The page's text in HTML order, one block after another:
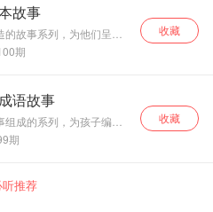
故事
故事系列，为他们呈现
地。
期
收藏
语故事
成的系列，为孩子编织
。
期
收藏
听推荐